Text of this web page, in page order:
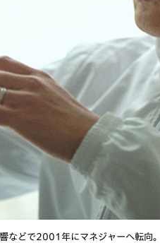
などで2001年にマネジャーへ転向